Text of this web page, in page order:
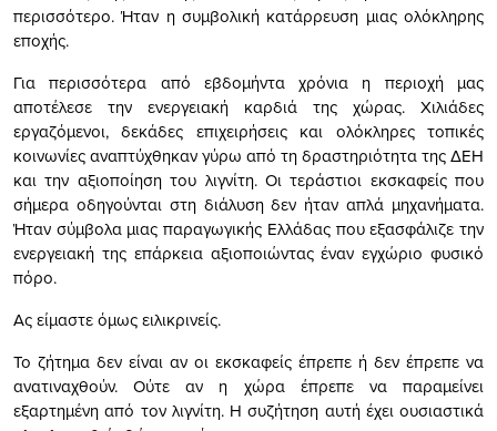
περισσότερο. Ήταν η συμβολική κατάρρευση μιας ολόκληρης
εποχής.
Για περισσότερα από εβδομήντα χρόνια η περιοχή μας
αποτέλεσε την ενεργειακή καρδιά της χώρας. Χιλιάδες
εργαζόμενοι, δεκάδες επιχειρήσεις και ολόκληρες τοπικές
κοινωνίες αναπτύχθηκαν γύρω από τη δραστηριότητα της ΔΕΗ
και την αξιοποίηση του λιγνίτη. Οι τεράστιοι εκσκαφείς που
σήμερα οδηγούνται στη διάλυση δεν ήταν απλά μηχανήματα.
Ήταν σύμβολα μιας παραγωγικής Ελλάδας που εξασφάλιζε την
ενεργειακή της επάρκεια αξιοποιώντας έναν εγχώριο φυσικό
πόρο.
Ας είμαστε όμως ειλικρινείς.
Το ζήτημα δεν είναι αν οι εκσκαφείς έπρεπε ή δεν έπρεπε να
ανατιναχθούν. Ούτε αν η χώρα έπρεπε να παραμείνει
εξαρτημένη από τον λιγνίτη. Η συζήτηση αυτή έχει ουσιαστικά